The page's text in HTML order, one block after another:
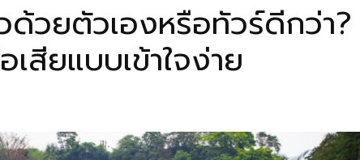
ด้วยตัวเองหรือทัวร์ดีกว่า?
สียแบบเข้าใจง่าย